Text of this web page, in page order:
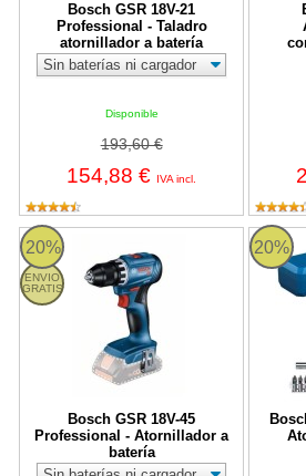
Bosch GSR 18V-21
Professional - Taladro
atornillador a batería
Disponible
193,60 €
154,88 € IVA incl.
20%
ENVIO
GRATIS
Bosch GSR 18V-45
Professional - Atornillador a
batería
Bosch GSR 18V-45 Professional -20%
Bosch